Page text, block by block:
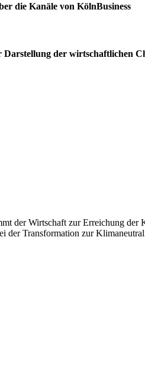
die Kanäle von KölnBusiness
der wirtschaftlichen
der Wirtschaft zur Erreichung
Transformation zur